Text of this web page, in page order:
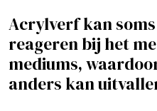
Acrylverf kan
reageren bij het
mediums,
anders kan